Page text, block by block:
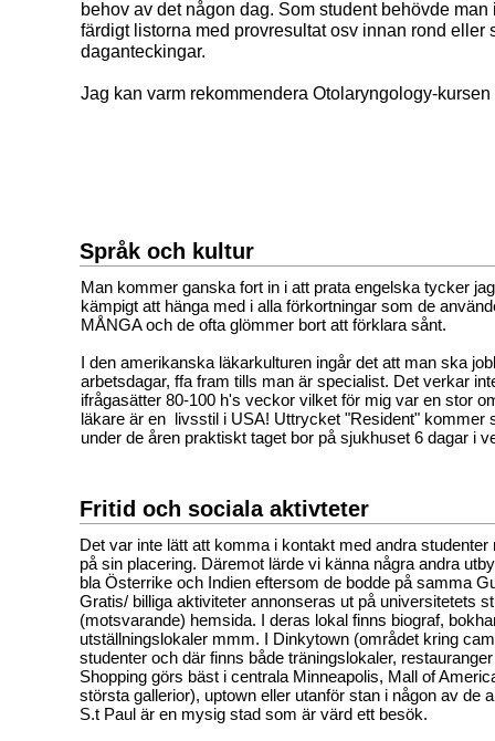
behov av det någon dag. Som student behövde
färdigt listorna med provresultat osv innan rond eller
daganteckingar.
Jag kan varm rekommendera Otolaryngology-kursen
Språk och kultur
Man kommer ganska fort in i att prata engelska tycker
kämpigt att hänga med i alla förkortningar som de
MÅNGA och de ofta glömmer bort att förklara sånt.
I den amerikanska läkarkulturen ingår det att man ska
arbetsdagar, ffa fram tills man är specialist. Det verkar
ifrågasätter 80-100 h's veckor vilket för mig var en stor
läkare är en livsstil i USA! Uttrycket "Resident" kommer
under de åren praktiskt taget bor på sjukhuset 6 dagar i
Fritid och sociala aktivteter
Det var inte lätt att komma i kontakt med andra
på sin placering. Däremot lärde vi känna några andra
bla Österrike och Indien eftersom de bodde på samma
Gratis/ billiga aktiviteter annonseras ut på universitetets
(motsvarande) hemsida. I deras lokal finns biograf,
utställningslokaler mmm. I Dinkytown (området kring
studenter och där finns både träningslokaler,
Shopping görs bäst i centrala Minneapolis, Mall of
största gallerior), uptown eller utanför stan i någon av de
S.t Paul är en mysig stad som är värd ett besök.